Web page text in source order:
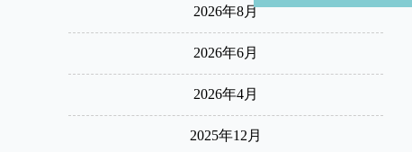
2026年8月
2026年6月
2026年4月
2025年12月